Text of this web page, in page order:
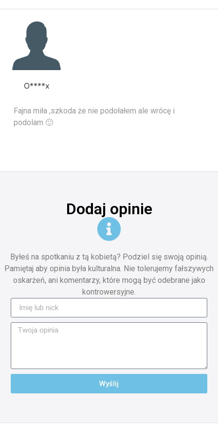
O****x
Fajna miła ,szkoda że nie podołałem ale wrócę i
podolam 🙂
Dodaj opinie
Byłeś na spotkaniu z tą kobietą? Podziel się swoją opinią.
Pamiętaj aby opinia była kulturalna. Nie tolerujemy fałszywych
oskarżeń, ani komentarzy, które mogą być odebrane jako
kontrowersyjne.
Wyślij